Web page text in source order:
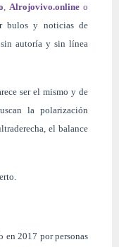
Alrojovivo.online o
bulos y noticias de
sin autoría y sin línea
ser el mismo y de
la polarización
el balance
en 2017 por personas